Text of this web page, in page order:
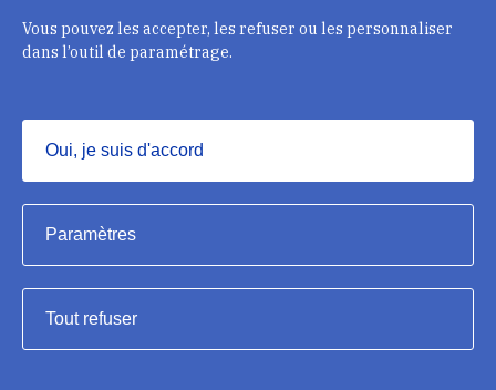
Contacts
Institut national du patrimoine, 2023
Mentions légales
Vous pouvez les accepter, les refuser ou les personnaliser
dans l’outil de paramétrage.
Oui, je suis d'accord
Masquer
Paramètres
Tout refuser